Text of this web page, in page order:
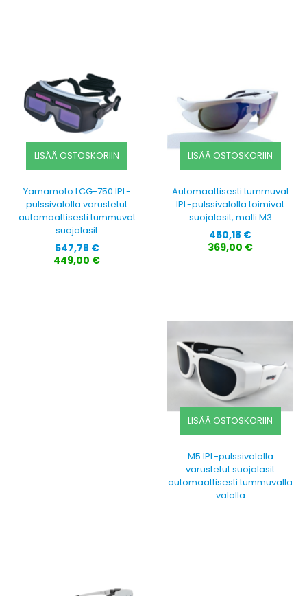
LISÄÄ OSTOSKORIIN
Yamamoto LCG-750 IPL-
pulssivalolla varustetut
automaattisesti tummuvat
suojalasit
Hinta
547,78 €
449,00 €
LISÄÄ OSTOSKORIIN
Automaattisesti tummuvat
IPL-pulssivalolla toimivat
suojalasit, malli M3
Hinta
450,18 €
369,00 €
LISÄÄ OSTOSKORIIN
M5 IPL-pulssivalolla
varustetut suojalasit
automaattisesti tummuvalla
valolla